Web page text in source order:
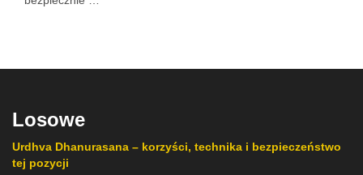
Losowe
Urdhva Dhanurasana – korzyści, technika i bezpieczeństwo
tej pozycji